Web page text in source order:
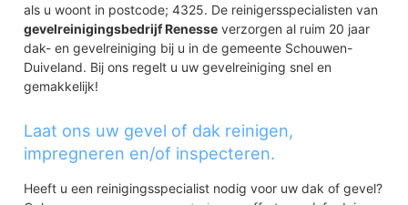
als u woont in postcode; 4325. De reinigersspecialisten van
gevelreinigingsbedrijf Renesse verzorgen al ruim 20 jaar
dak- en gevelreiniging bij u in de gemeente Schouwen-
Duiveland. Bij ons regelt u uw gevelreiniging snel en
gemakkelijk!
Laat ons uw gevel of dak reinigen,
impregneren en/of inspecteren.
Heeft u een reinigingsspecialist nodig voor uw dak of gevel?